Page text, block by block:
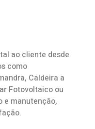
ao cliente desde
como
, Caldeira a
Fotovoltaico ou
e manutenção,